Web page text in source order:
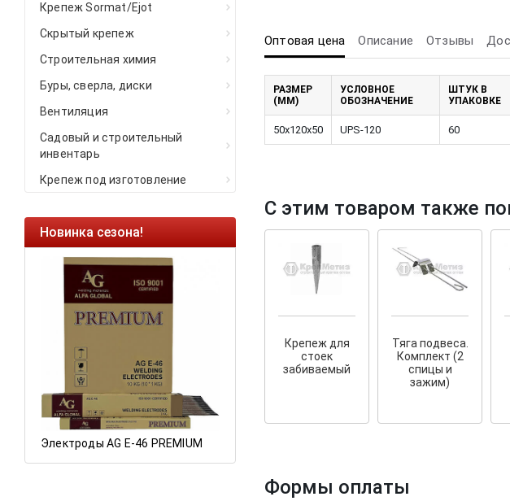
Крепеж Sormat/Ejot
Скрытый крепеж
Строительная химия
Буры, сверла, диски
Вентиляция
Садовый и строительный
инвентарь
Крепеж под изготовление
Новинка сезона!
Электроды AG E-46 PREMIUM
Ликвидация остатков!
Саморезы кровельные HKR-R
HARPOON EURO
Ликвидация складских
Оптовая цена Описание Отзывы
РАЗМЕР
(ММ)
УСЛОВНОЕ
ОБОЗНАЧЕНИЕ
ШТУК В
УПАКОВКЕ
50х120х50 UPS-120 60
С этим товаром также
Крепеж для
стоек
забиваемый
Тяга подвеса.
Комплект (2
спицы и
зажим)
Формы оплаты